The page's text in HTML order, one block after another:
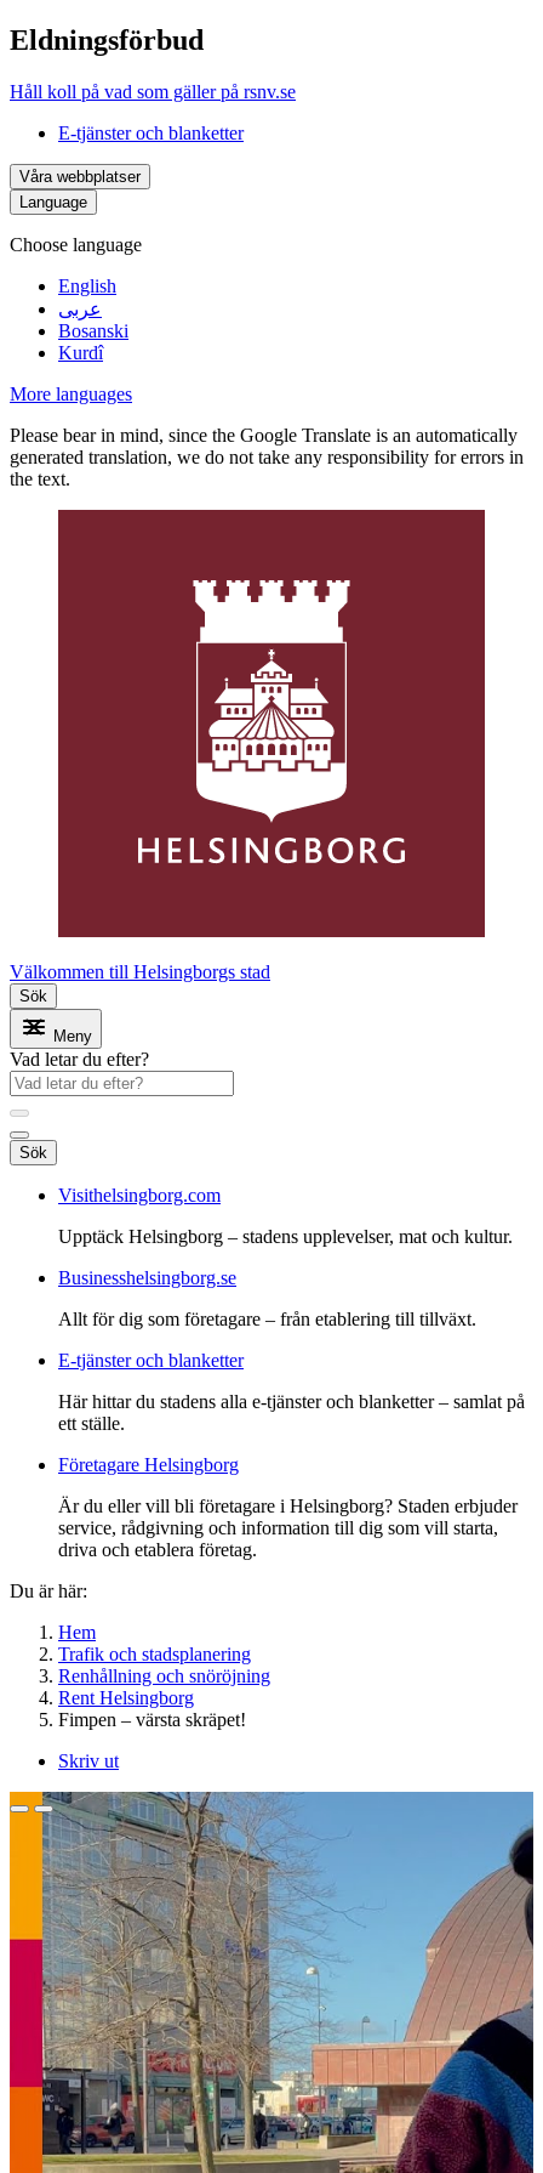
Eldningsförbud
Håll koll på vad som gäller på rsnv.se
E-tjänster och blanketter
Våra webbplatser
Language
Choose language
English
عربى
Bosanski
Kurdî
More languages
Please bear in mind, since the Google Translate is an automatically
generated translation, we do not take any responsibility for errors in
the text.
Välkommen till Helsingborgs stad
Sök
Meny
Vad letar du efter?
Sök
Visithelsingborg.com
Upptäck Helsingborg – stadens upplevelser, mat och kultur.
Businesshelsingborg.se
Allt för dig som företagare – från etablering till tillväxt.
E-tjänster och blanketter
Här hittar du stadens alla e-tjänster och blanketter – samlat på
ett ställe.
Företagare Helsingborg
Är du eller vill bli företagare i Helsingborg? Staden erbjuder
service, rådgivning och information till dig som vill starta,
driva och etablera företag.
Du är här:
Hem
Trafik och stadsplanering
Renhållning och snöröjning
Rent Helsingborg
Fimpen – värsta skräpet!
Skriv ut